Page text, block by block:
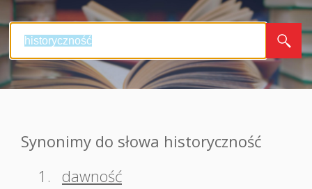
Synonimy do słowa historyczność
1.
dawność